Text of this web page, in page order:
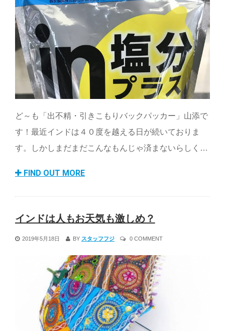
ど～も「出不精・引きこもりバックパッカー」山添で
す！最近インドは４０度を越える日が続いておりま
す。しかしまだまだこんなもんじゃ済まないらしく…
FIND OUT MORE
インドは人もお天気も激しめ？
2019年5月18日 BY スタッフフジ 0 COMMENT